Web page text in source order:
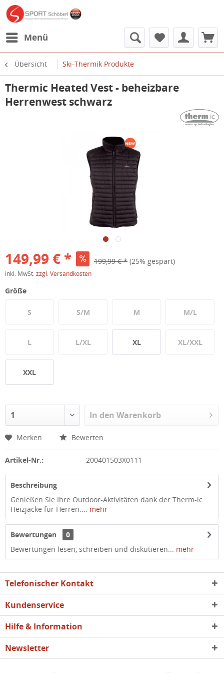
Menü
Übersicht Ski-Thermik Produkte
Thermic Heated Vest - beheizbare
Herrenwest schwarz
149,99 € * 199,99 € * (25% gespart)
inkl. MwSt. zzgl. Versandkosten
Größe
S S/M M M/L
L L/XL XL XL/XXL
XXL
In den Warenkorb
Merken Bewerten
Artikel-Nr.: 200401503X0111
Beschreibung
Genießen Sie Ihre Outdoor-Aktivitäten dank der Therm-ic
Heizjacke für Herren.... mehr
Bewertungen
0
Bewertungen lesen, schreiben und diskutieren... mehr
Telefonischer Kontakt
Kundenservice
Hilfe & Information
Newsletter